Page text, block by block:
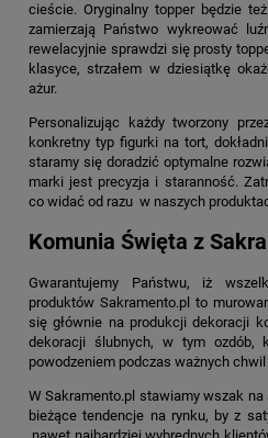
cieście. Oryginalny topper będzie
zamierzają Państwo wykreować
rewelacyjnie sprawdzi się prosty
klasyce, strzałem w dziesiątkę
ażur.
Personalizując każdy tworzony
konkretny typ figurki na tort,
staramy się doradzić optymalne
marki jest precyzja i staranność.
co widać od razu w naszych
Komunia Święta z
Gwarantujemy Państwu, iż
produktów Sakramento.pl to
się głównie na produkcji dekoracji
dekoracji ślubnych, w tym ozdób,
powodzeniem podczas ważnych
W Sakramento.pl stawiamy wszak
bieżące tendencje na rynku, by z